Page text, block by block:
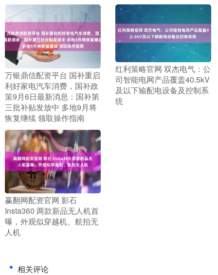
​万银鼎信配资平台 国补重启
利好家电汽车消费，国补政
策9月6日最新消息：国补第
三批补贴发放中 多地9月将
恢复继续 领取操作指南
​红利策略官网 双杰电气：公
司智能电网产品覆盖40.5kV
及以下输配电设备及控制系
统
​赢翻网配资官网 影石
Insta360 两款新品无人机首
曝，外观似穿越机、航拍无
人机
相关评论